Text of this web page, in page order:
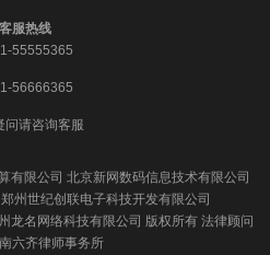
客服热线
55555365
56666365
问请咨询客服
有限公司 北京新网数码信息技术有限公司
州世纪创联电子科技开发有限公司
名网络科技有限公司 版权所有 法律顾问
六齐律师事务所